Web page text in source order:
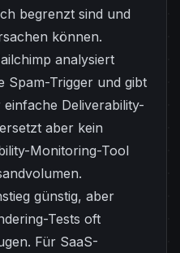
begrenzt sind und
können.
analysiert
Spam-Trigger und gibt
Deliverability-
aber kein
Monitoring-Tool
günstig, aber
Tests oft
Für SaaS-